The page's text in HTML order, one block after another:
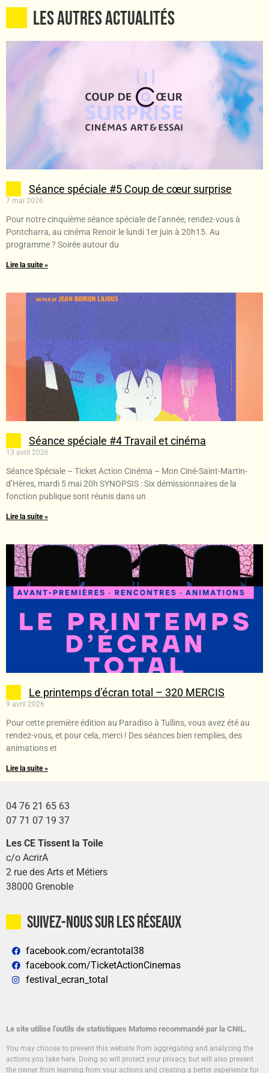
Les autres ACTUALITÉS
Séance spéciale #5 Coup de cœur surprise
7 mai 2026
Pour notre cinquième séance spéciale de l’année, rendez-vous à
Pontcharra, au cinéma Renoir le lundi 1er juin à 20h15. Au
programme ? Soirée autour du
Lire la suite »
Séance spéciale #4 Travail et cinéma
13 avril 2026
Séance Spéciale – Ticket Action Cinéma – Mon Ciné-Saint-Martin-
d’Hères, mardi 5 mai 20h SYNOPSIS : Six démissionnaires de la
fonction publique sont réunis dans un
Lire la suite »
Le printemps d’écran total – 320 MERCIS
9 avril 2026
Pour cette première édition au Paradiso à Tullins, vous avez été au
rendez-vous, et pour cela, merci ! Des séances bien remplies, des
animations et
Lire la suite »
04 76 21 65 63
07 71 07 19 37
Les CE Tissent la Toile
c/o AcrirA
2 rue des Arts et Métiers
38000 Grenoble
Suivez-nous sur les réseaux
facebook.com/ecrantotal38
facebook.com/TicketActionCinemas
festival_ecran_total
Le site utilise l’outils de statistiques Matomo recommandé par la CNIL.
You may choose to prevent this website from aggregating and analyzing the
actions you take here. Doing so will protect your privacy, but will also prevent
the owner from learning from your actions and creating a better experience for